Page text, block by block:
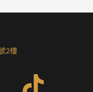
2樓